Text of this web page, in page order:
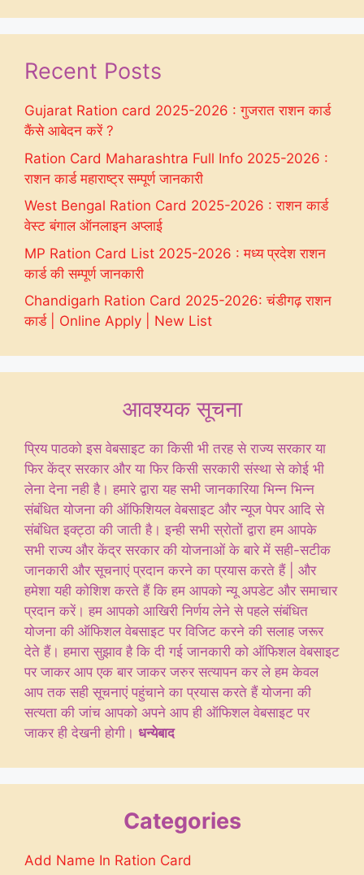
Recent Posts
Gujarat Ration card 2025-2026 : गुजरात राशन कार्ड
कैंसे आबेदन करें ?
Ration Card Maharashtra Full Info 2025-2026 :
राशन कार्ड महाराष्ट्र सम्पूर्ण जानकारी
West Bengal Ration Card 2025-2026 : राशन कार्ड
वेस्ट बंगाल ऑनलाइन अप्लाई
MP Ration Card List 2025-2026 : मध्य प्रदेश राशन
कार्ड की सम्पूर्ण जानकारी
Chandigarh Ration Card 2025-2026: चंडीगढ़ राशन
कार्ड | Online Apply | New List
आवश्यक सूचना
प्रिय पाठको इस वेबसाइट का किसी भी तरह से राज्य सरकार या
फिर केंद्र सरकार और या फिर किसी सरकारी संस्था से कोई भी
लेना देना नही है। हमारे द्वारा यह सभी जानकारिया भिन्न भिन्न
संबंधित योजना की ऑफिशियल वेबसाइट और न्यूज पेपर आदि से
संबंधित इक्ट्ठा की जाती है। इन्ही सभी स्रोतों द्वारा हम आपके
सभी राज्य और केंद्र सरकार की योजनाओं के बारे में सही-सटीक
जानकारी और सूचनाएं प्रदान करने का प्रयास करते हैं | और
हमेशा यही कोशिश करते हैं कि हम आपको न्यू अपडेट और समाचार
प्रदान करें। हम आपको आखिरी निर्णय लेने से पहले संबंधित
योजना की ऑफिशल वेबसाइट पर विजिट करने की सलाह जरूर
देते हैं। हमारा सुझाव है कि दी गई जानकारी को ऑफिशल वेबसाइट
पर जाकर आप एक बार जाकर जरुर सत्यापन कर ले हम केवल
आप तक सही सूचनाएं पहुंचाने का प्रयास करते हैं योजना की
सत्यता की जांच आपको अपने आप ही ऑफिशल वेबसाइट पर
जाकर ही देखनी होगी। धन्येबाद
Categories
Add Name In Ration Card